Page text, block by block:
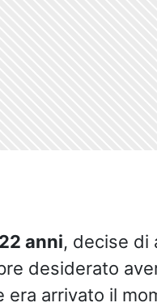
22 anni, decise di
desiderato
era arrivato il